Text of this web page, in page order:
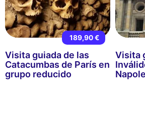
189,90 €
Visita guiada de las
Catacumbas de París en
grupo reducido
Visita